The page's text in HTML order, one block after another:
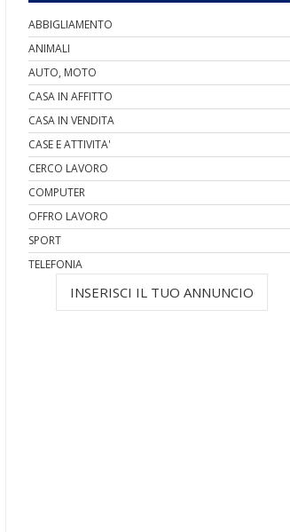
ABBIGLIAMENTO
ANIMALI
AUTO, MOTO
CASA IN AFFITTO
CASA IN VENDITA
CASE E ATTIVITA'
CERCO LAVORO
COMPUTER
OFFRO LAVORO
SPORT
TELEFONIA
INSERISCI IL TUO ANNUNCIO